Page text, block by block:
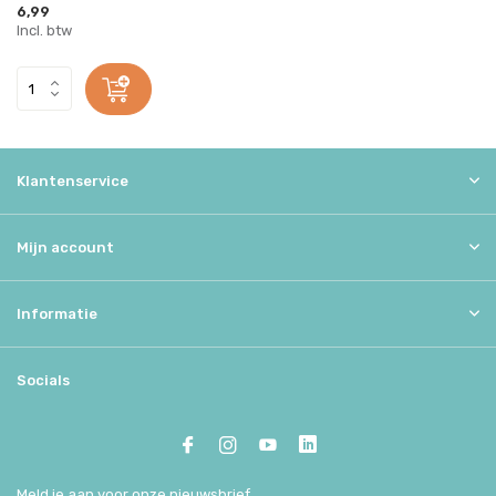
6,99
Incl. btw
Klantenservice
Mijn account
Informatie
Socials